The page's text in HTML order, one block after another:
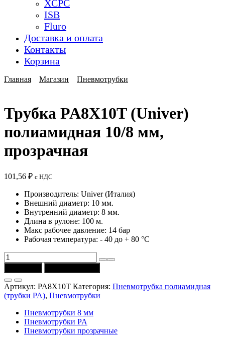
XCPC
ISB
Fluro
Доставка и оплата
Контакты
Корзина
Главная Магазин Пневмотрубки
Трубка PA8X10T (Univer)
полиамидная 10/8 мм,
прозрачная
101,56 ₽ с НДС
Производитель: Univer (Италия)
Внешний диаметр: 10 мм.
Внутренний диаметр: 8 мм.
Длина в рулоне: 100 м.
Макс рабочее давление: 14 бар
Рабочая температура: - 40 до + 80 °C
Количество
товара
Трубка
PA8X10T
(Univer)
полиамидная
10/8
прозрачная
Артикул: PA8X10T Категория: Пневмотрубка полиамидная
(трубки PA), Пневмотрубки
Пневмотрубки 8 мм
Пневмотрубки PA
Пневмотрубки прозрачные